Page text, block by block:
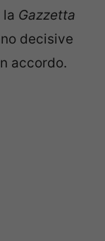
Gazzetta
decisive
accordo.